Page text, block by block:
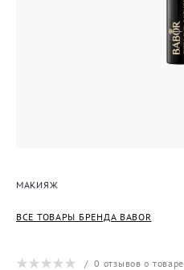
МАКИЯЖ
ВСЕ ТОВАРЫ БРЕНДА BABOR
/0 отзывов о товаре